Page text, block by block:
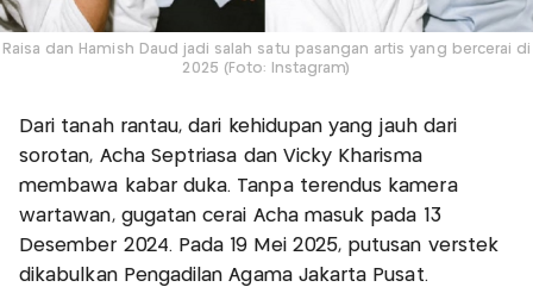
Raisa dan Hamish Daud jadi salah satu pasangan artis yang bercerai di
2025 (Foto: Instagram)
Dari tanah rantau, dari kehidupan yang jauh dari
sorotan, Acha Septriasa dan Vicky Kharisma
membawa kabar duka. Tanpa terendus kamera
wartawan, gugatan cerai Acha masuk pada 13
Desember 2024. Pada 19 Mei 2025, putusan verstek
dikabulkan Pengadilan Agama Jakarta Pusat.